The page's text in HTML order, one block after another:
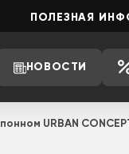
ПОЛЕЗНАЯ
НОВОСТИ
URBAN